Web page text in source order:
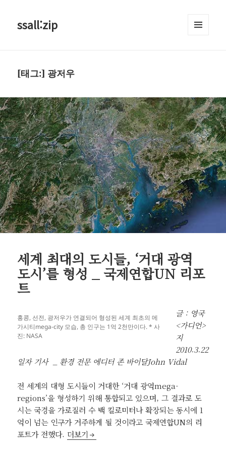
ssall:zip
[태그:] 광저우
세계 최대의 도시들, ‘거대 광역
도시’를 형성 _ 국제연합UN 리포
트
홍콩, 선전, 광저우가 연결되어 형성된 세계 최초의 메
가시티mega-city 모습, 총 인구는 1억 2천만이다. * 사
진: NASA
글 : 영국
<가디언>
지
2010.3.22
일자 기사 _ 환경 전문 에디터 존 바이달John Vidal
전 세계의 대형 도시들이 거대한 ‘거대 광역mega-
regions’을 형성하기 위해 통합되고 있으며, 그 결과로 도
시는 국경을 가로질러 수 백 킬로미터나 확장되는 동시에 1
억이 넘는 인구가 거주하게 될 것이라고 국제연합UN의 리
포트가 전했다. 세계 최대의 도시들, ‘거대 광역 도시’를 형성 _
더보기